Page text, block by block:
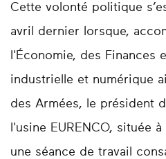
Cette volonté politique
avril dernier lorsque,
l'Économie, des Finances
industrielle et numérique
des Armées, le président
l'usine EURENCO, située
une séance de travail